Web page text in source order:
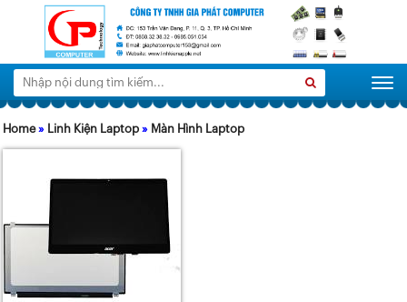
Tìm
kiếm:
Home» Linh Kiện Laptop » Màn Hình Laptop